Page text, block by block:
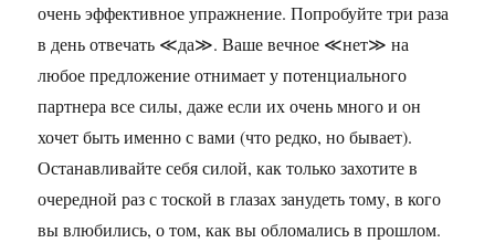
очень эффективное упражнение. Попробуйте три раза
в день отвечать ≪да≫. Ваше вечное ≪нет≫ на
любое предложение отнимает у потенциального
партнера все силы, даже если их очень много и он
хочет быть именно с вами (что редко, но бывает).
Останавливайте себя силой, как только захотите в
очередной раз с тоской в глазах занудеть тому, в кого
вы влюбились, о том, как вы обломались в прошлом.